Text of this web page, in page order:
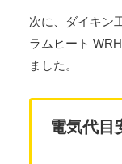
次に、ダイキン
ラムヒート
ました。
電気代目